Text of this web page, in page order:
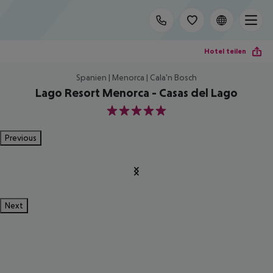
Hotel teilen
Spanien | Menorca | Cala'n Bosch
Lago Resort Menorca - Casas del Lago
5
Previous
Next